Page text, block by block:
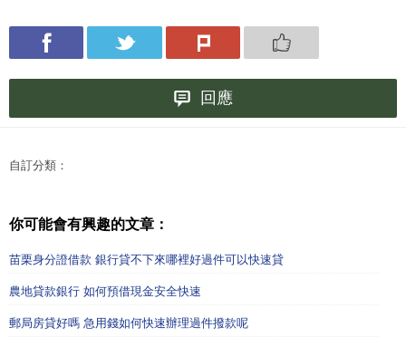
回應
自訂分類：
你可能會有興趣的文章：
苗栗身分證借款 銀行貸不下來哪裡好過件可以快速貸
農地貸款銀行 如何預借現金安全快速
郵局房貸好嗎 急用錢如何快速辦理過件撥款呢